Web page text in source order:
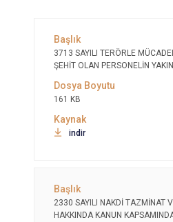
3713 SAYILI TERÖRLE
ŞEHİT OLAN PERSONELİN
161 KB
indir
2330 SAYILI NAKDİ TAZMİNAT
HAKKINDA KANUN